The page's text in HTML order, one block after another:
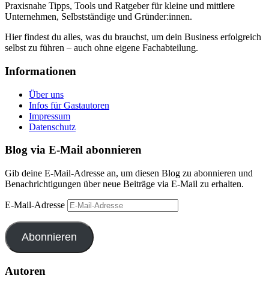
Praxisnahe Tipps, Tools und Ratgeber für kleine und mittlere
Unternehmen, Selbstständige und Gründer:innen.
Hier findest du alles, was du brauchst, um dein Business erfolgreich
selbst zu führen – auch ohne eigene Fachabteilung.
Informationen
Über uns
Infos für Gastautoren
Impressum
Datenschutz
Blog via E-Mail abonnieren
Gib deine E-Mail-Adresse an, um diesen Blog zu abonnieren und
Benachrichtigungen über neue Beiträge via E-Mail zu erhalten.
E-Mail-Adresse
Abonnieren
Autoren